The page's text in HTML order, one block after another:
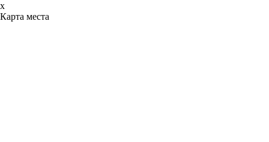
x
Карта места